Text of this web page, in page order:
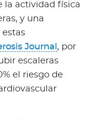
la actividad física
y una
Journal , por
escaleras
el riesgo de